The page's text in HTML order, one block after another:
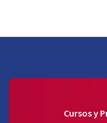
Cursos y